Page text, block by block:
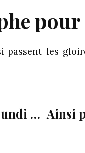
les
… Ainsi